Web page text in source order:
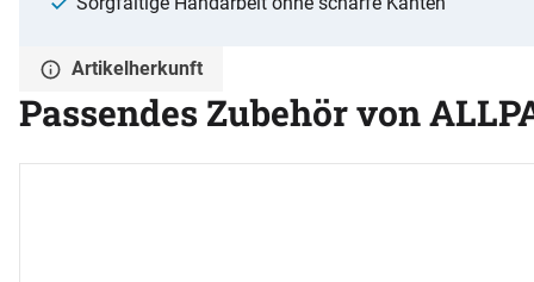
Artikelherkunft
Passendes Zubehör von